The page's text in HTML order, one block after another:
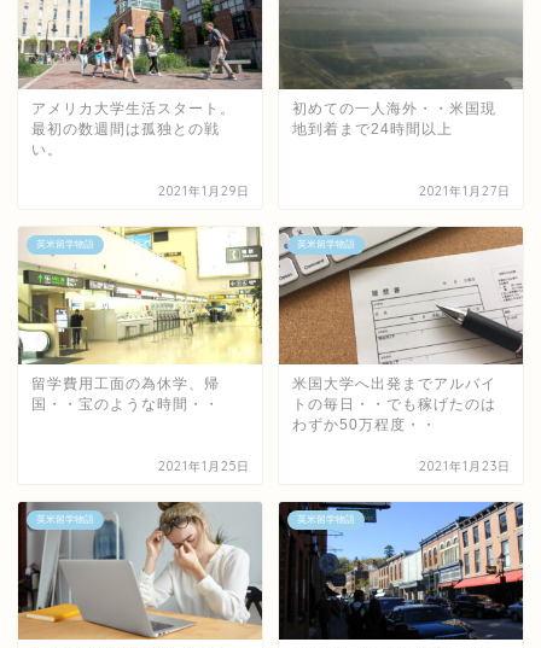
アメリカ大学生活スタート。
最初の数週間は孤独との戦
い。
2021年1月29日
初めての一人海外・・米国現
地到着まで24時間以上
2021年1月27日
英米留学物語
留学費用工面の為休学、帰
国・・宝のような時間・・
2021年1月25日
英米留学物語
米国大学へ出発までアルバイ
トの毎日・・でも稼げたのは
わずか50万程度・・
2021年1月23日
英米留学物語 英米留学物語